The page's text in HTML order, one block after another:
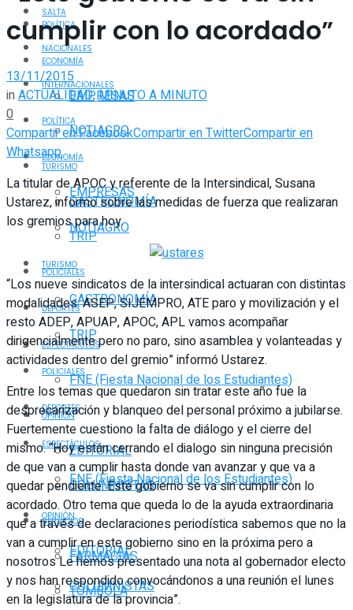
POLÍTICA
ECONOMÍA
EMPRESAS
NOTIAGRO
TURISMO
GASTRONOMÍA
TRIP
POLICIALES
DEPORTES
ESPECTÁCULOS
FNE (Fiesta Nacional de los Estudiantes)
OPINIÓN
EDITORIAL
COLUMNISTAS
SERVICIOS
FARMACIAS
TOMBOLA
SALTA
NACIONALES
INTERNACIONALES
POLÍTICA
ECONOMÍA
EMPRESAS
NOTIAGRO
TURISMO
GASTRONOMÍA
TRIP
POLICIALES
DEPORTES
ESPECTÁCULOS
FNE (Fiesta Nacional de los Estudiantes)
OPINIÓN
EDITORIAL
COLUMNISTAS
cumplir con lo acordado”
13/11/2015
inACTUALIDAD,MINUTO A MINUTO
0
Compartir en FacebookCompartir en TwitterCompartir en
Whatsapp
La titular de APOC y referente de la Intersindical, Susana
Ustarez, informo sobre las medidas de fuerza que realizaran
los gremios para hoy.
“Los nueve sindicatos de la intersindical actuaran con distintas
modalidades. ASEP, SIJEMPRO, ATE paro y movilización y el
resto ADEP, APUAP, APOC, APL vamos acompañar
dirigencialmente pero no paro, sino asamblea y volanteadas y
actividades dentro del gremio” informó Ustarez.
Entre los temas que quedaron sin tratar este año fue la
desprecarización y blanqueo del personal próximo a jubilarse.
Fuertemente cuestiono la falta de diálogo y el cierre del
mismo. “Hoy están cerrando el dialogo sin ninguna precisión
de que van a cumplir hasta donde van avanzar y que va a
quedar pendiente. Este gobierno se va sin cumplir con lo
acordado. Otro tema que queda lo de la ayuda extraordinaria
que a través de declaraciones periodística sabemos que no la
van a cumplir en este gobierno sino en la próxima pero a
nosotros Le hemos presentado una nota al gobernador electo
y nos han respondido convocándonos a una reunión el lunes
en la legislatura de la provincia”.